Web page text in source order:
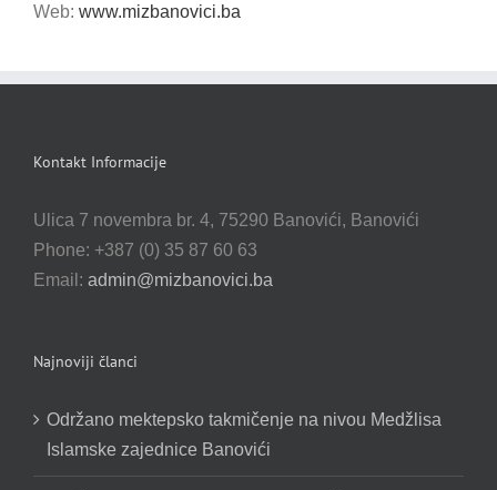
Web: www.mizbanovici.ba
Kontakt Informacije
Ulica 7 novembra br. 4, 75290 Banovići, Banovići
Phone: +387 (0) 35 87 60 63
Email: admin@mizbanovici.ba
Najnoviji članci
Održano mektepsko takmičenje na nivou Medžlisa
Islamske zajednice Banovići